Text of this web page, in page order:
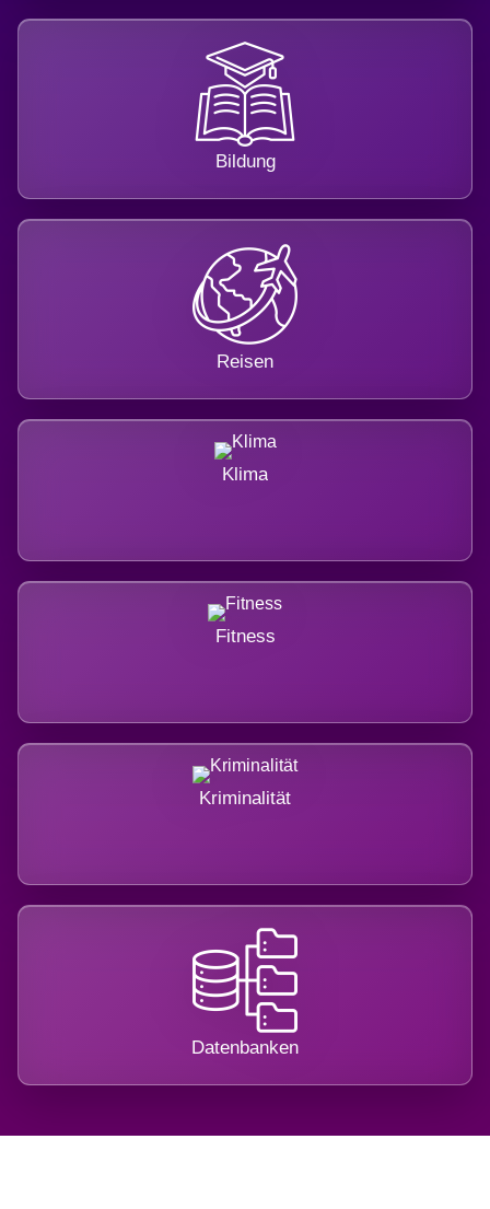
Bildung
Reisen
Klima
Fitness
Kriminalität
Datenbanken